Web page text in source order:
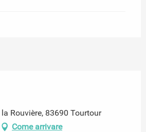
Rouvière, 83690 Tourtour
Come arrivare